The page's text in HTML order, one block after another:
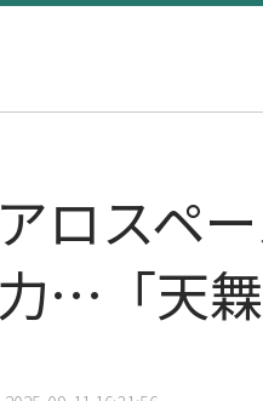
ロスペ
…「天